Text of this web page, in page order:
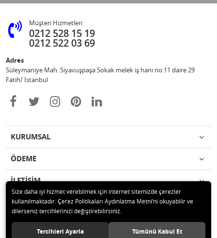
Müşteri Hizmetleri
0212 528 15 19
0212 522 03 69
Adres
Süleymaniye Mah. Siyavuşpaşa Sokak melek iş hanı no:11 daire 29
Fatih/ İstanbul
KURUMSAL
ÖDEME
İLETİŞİM
© 2020 Ufuk Şaka Oyunları ve Parti Malzemeleri Merkezi Tüm hakları
saklıdır.
Size daha iyi hizmet verebilmek için internet sitemizde çerezler
kullanılmaktadır. Çerez Politikaları Aydınlatma Metni’ni okuyabilir ve
dilerseniz tercihlerinizi değiştirebilirsiniz.
Tercihleri Ayarla Tümünü Kabul Et